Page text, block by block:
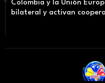
Colombia y la Unión
bilateral y activan